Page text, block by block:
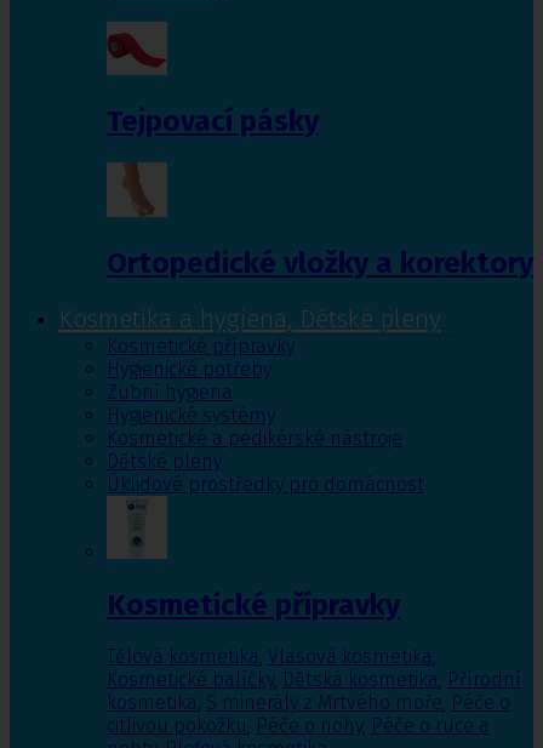
Tejpovací pásky
Ortopedické vložky a korektory
Kosmetika a hygiena, Dětské pleny
Kosmetické přípravky
Hygienické potřeby
Zubní hygiena
Hygienické systémy
Kosmetické a pedikérské nástroje
Dětské pleny
Úklidové prostředky pro domácnost
Kosmetické přípravky
Tělová kosmetika, Vlasová kosmetika,
Kosmetické balíčky, Dětská kosmetika, Přírodní
kosmetika, S minerály z Mrtvého moře, Péče o
citlivou pokožku, Péče o nohy, Péče o ruce a